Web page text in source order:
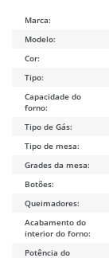
Marca:
Modelo:
Cor:
Tipo:
Capacidade do
forno:
Tipo de Gás:
Tipo de mesa:
Grades da mesa:
Botões:
Queimadores:
Acabamento do
interior do forno:
Potência do